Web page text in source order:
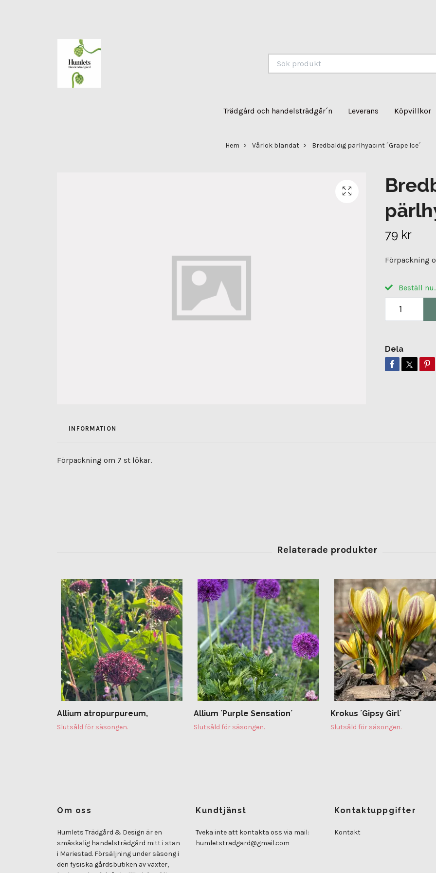
Trädgård och handelsträdgår´n Leverans Köpvillkor
Hem Vårlök blandat Bredbaldig pärlhyacint ´Grape Ice´
79 kr
Förpackning
Beställ nu.
Dela
INFORMATION
Förpackning om 7 st lökar.
Allium atropurpureum,
Slutsåld för säsongen.
Allium ´Purple Sensation´
Slutsåld för säsongen.
Krokus ´Gipsy Girl´
Slutsåld för säsongen.
Om oss
Humlets Trädgård & Design är en
småskalig handelsträdgård mitt i stan
i Mariestad. Försäljning under säsong i
den fysiska gårdsbutiken av växter,
Kundtjänst
Tveka inte att kontakta oss via mail:
humletstradgard@gmail.com
Kontaktuppgifter
Kontakt